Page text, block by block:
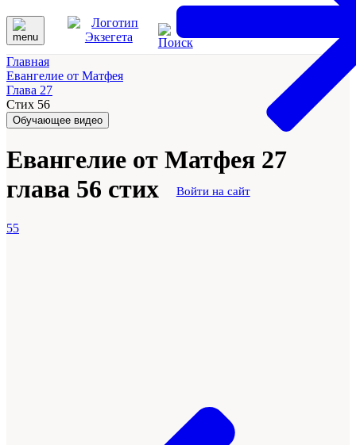
Войти на сайт
Главная
Евангелие от Матфея
Глава 27
Стих 56
Обучающее видео
Евангелие от Матфея 27
глава 56 стих
55